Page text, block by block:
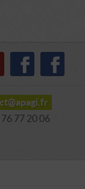
76 77 20 06